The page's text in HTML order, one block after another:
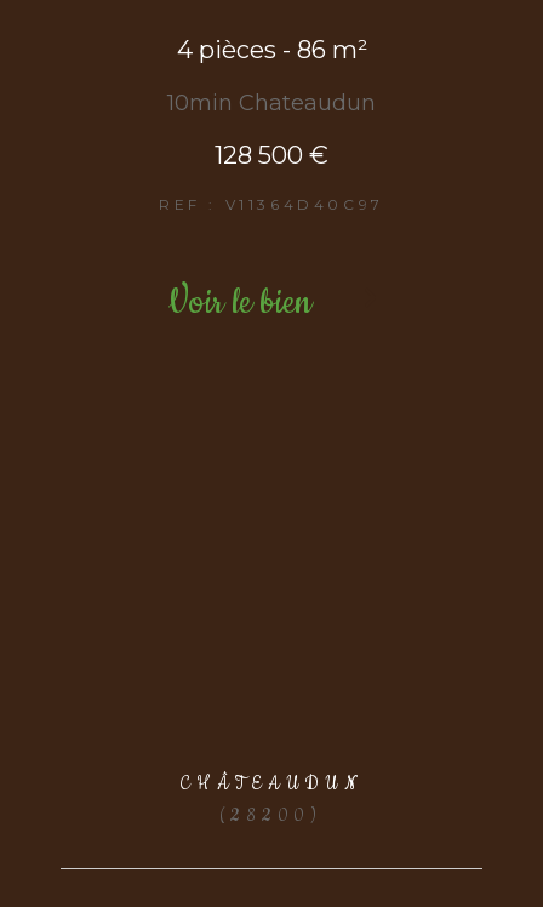
4 pièces - 86 m²
10min Chateaudun
128 500 €
REF : V11364D40C97
Voir le bien
CHÂTEAUDUN
(28200)